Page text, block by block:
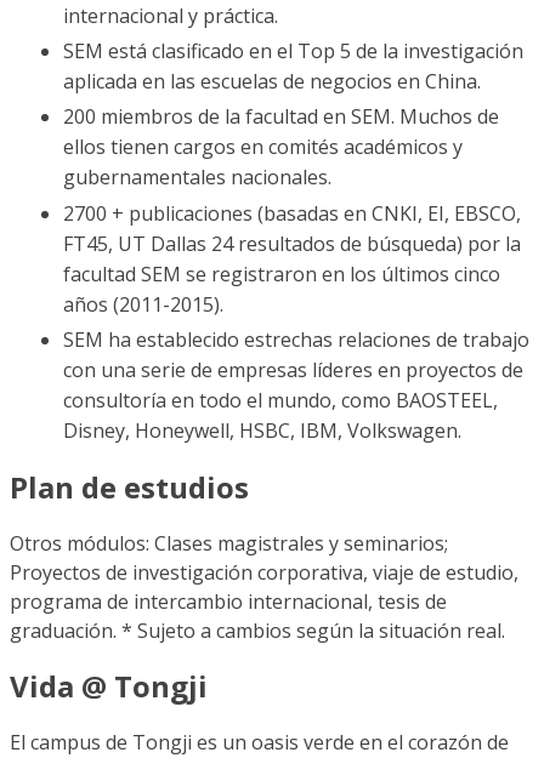
internacional y práctica.
SEM está clasificado en el Top 5 de la investigación
aplicada en las escuelas de negocios en China.
200 miembros de la facultad en SEM. Muchos de
ellos tienen cargos en comités académicos y
gubernamentales nacionales.
2700 + publicaciones (basadas en CNKI, EI, EBSCO,
FT45, UT Dallas 24 resultados de búsqueda) por la
facultad SEM se registraron en los últimos cinco
años (2011-2015).
SEM ha establecido estrechas relaciones de trabajo
con una serie de empresas líderes en proyectos de
consultoría en todo el mundo, como BAOSTEEL,
Disney, Honeywell, HSBC, IBM, Volkswagen.
Plan de estudios
Otros módulos: Clases magistrales y seminarios;
Proyectos de investigación corporativa, viaje de estudio,
programa de intercambio internacional, tesis de
graduación. * Sujeto a cambios según la situación real.
Vida @ Tongji
El campus de Tongji es un oasis verde en el corazón de